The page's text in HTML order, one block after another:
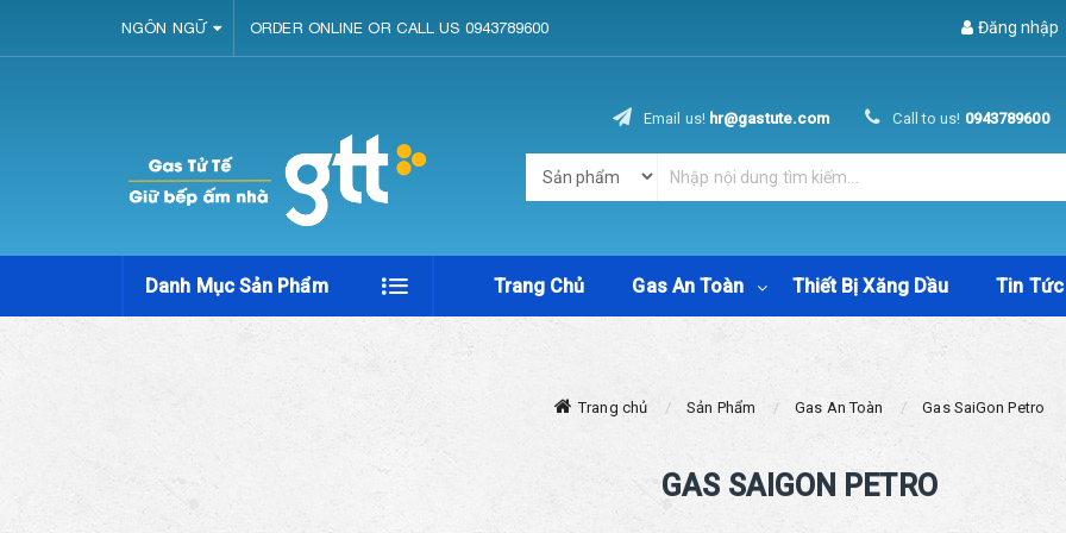
NGÔN NGỮ ORDER ONLINE OR CALL US 0943789600 Đăng nhập
Email us! hr@gastute.com Call to us! 0943789600
Danh Mục Sản Phẩm Trang Chủ Gas An Toàn Thiết Bị Xăng Dầu Tin Tức
Trang chủ Sản Phẩm Gas An Toàn Gas SaiGon Petro
GAS SAIGON PETRO